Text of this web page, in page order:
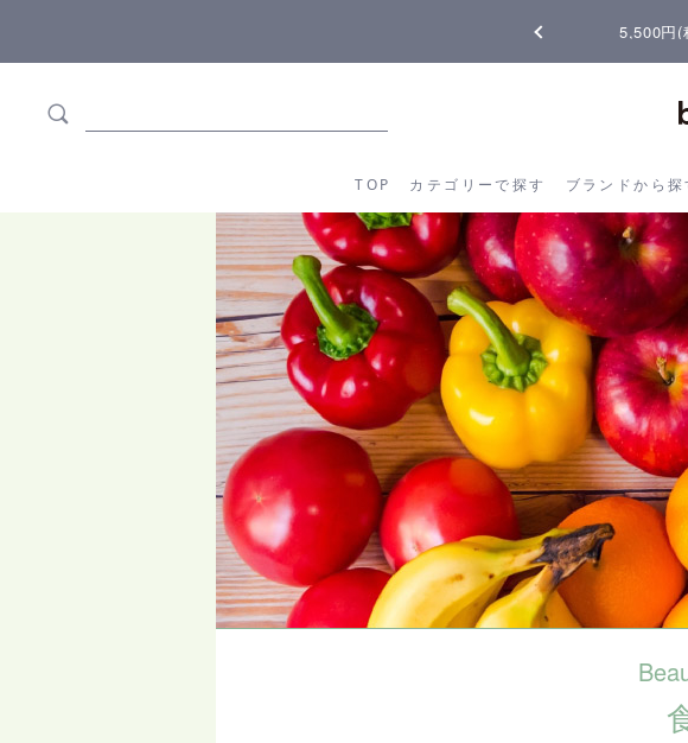
【重要】熊本
TOP カテゴリーで探す ブランドから探
カテゴリーから探す ブランド